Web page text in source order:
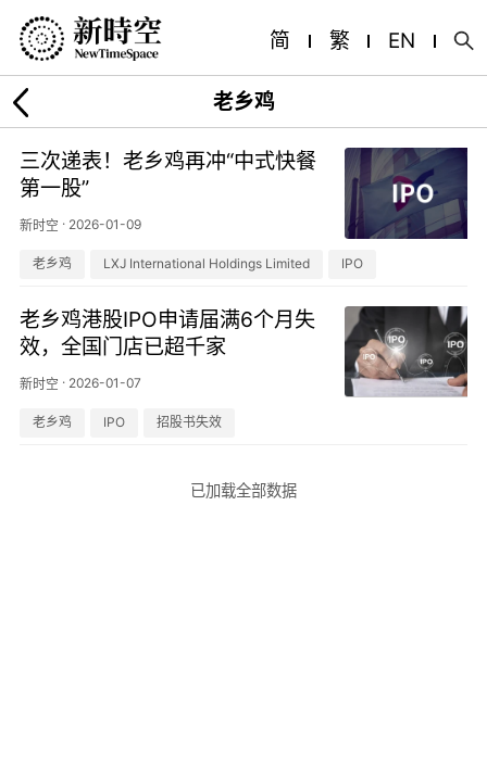
简 繁 EN
老乡鸡
三次递表！老乡鸡再冲“中式快餐
第一股”
新时空 · 2026-01-09
老乡鸡 LXJ International Holdings Limited IPO
老乡鸡港股IPO申请届满6个月失
效，全国门店已超千家
新时空 · 2026-01-07
老乡鸡 IPO 招股书失效
已加载全部数据